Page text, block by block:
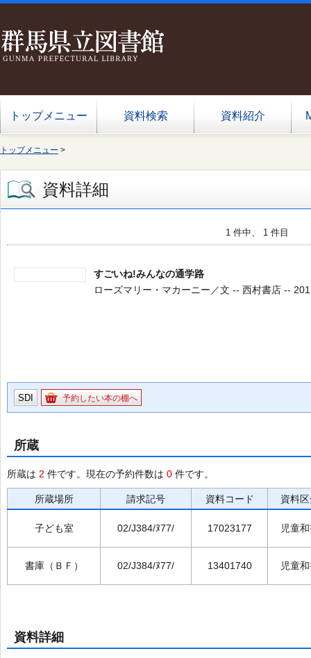
トップメニュー 資料検索 資料紹介
トップメニュー >
資料詳細
1 件中、 1 件目
すごいね!みんなの通学路
ローズマリー・マカーニー／文 -- 西村書店 --
SDI 予約したい本の棚へ
所蔵
所蔵は 2 件です。現在の予約件数は 0 件です。
所蔵場所 請求記号 資料コード 資料
子ども室 02/J384/ﾇ77/ 17023177 児童
書庫（ＢＦ） 02/J384/ﾇ77/ 13401740 児童
資料詳細